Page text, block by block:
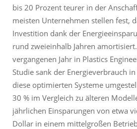
bis 20 Prozent teurer in der
meisten Unternehmen stellen fest,
Investition dank der
rund zweieinhalb Jahren
vergangenen Jahr in Plastics
Studie sank der Energieverbrauch
diese optimierten Systeme
30 % im Vergleich zu älteren
jährlichen Einsparungen von etwa
Dollar in einem mittelgroßen